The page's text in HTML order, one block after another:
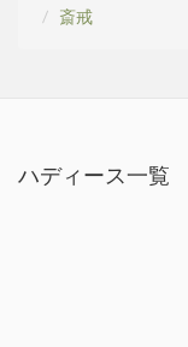
斎戒
ハディース一覧